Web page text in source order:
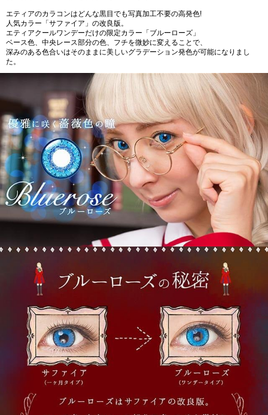
エティアのカラコンはどんな黒目でも写真加工不要の高発色!
人気カラー「サファイア」の改良版。
エティアクールワンデーだけの限定カラー「ブルーローズ」
ベース色、中央レース部分の色、フチを微妙に変えることで、
深みのある色合いはそのままに美しいグラデーション発色が可能になりまし
た。